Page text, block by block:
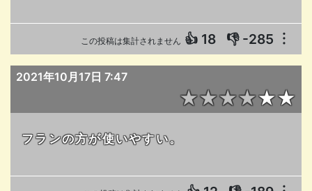
この投稿は集計されません 👍 18 👎 -285 ︙
2021年10月17日 7:47
★★★★★★
フランの方が使いやすい。